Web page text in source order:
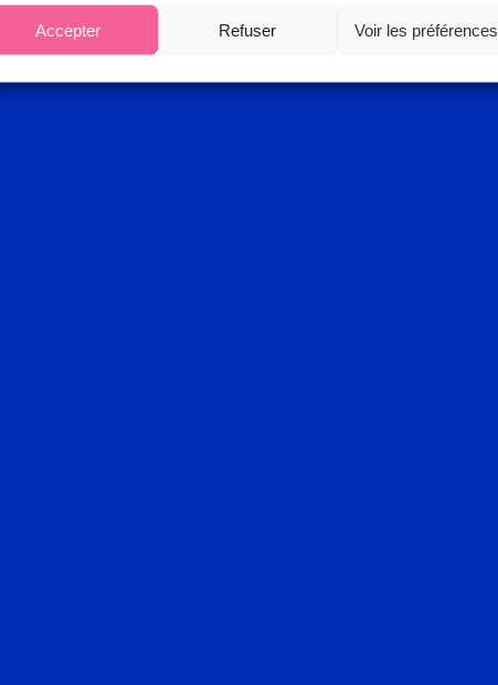
Accepter Refuser Voir les préférences